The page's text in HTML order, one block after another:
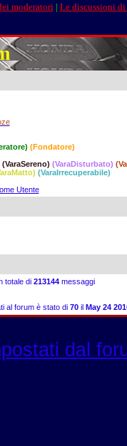
moderatori | Le discussioni
(Fondatore)
(VaraSereno) (VaraDisturbato)
(VaraIrrecuperabile)
Utente
totale di 213144messaggi
al forum è stato di 70il May 24
dal